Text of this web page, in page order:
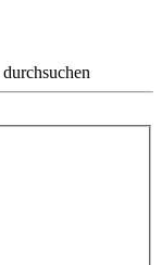
durchsuchen